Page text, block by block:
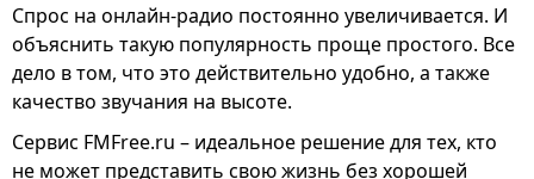
Спрос на онлайн-радио постоянно увеличивается. И
объяснить такую популярность проще простого. Все
дело в том, что это действительно удобно, а также
качество звучания на высоте.
Сервис FMFree.ru – идеальное решение для тех, кто
не может представить свою жизнь без хорошей